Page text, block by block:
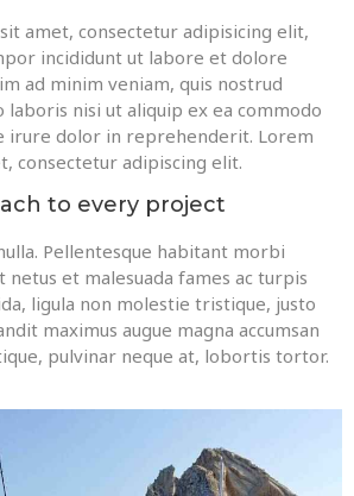
amet, consectetur adipisicing elit,
incididunt ut labore et dolore
ad minim veniam, quis nostrud
nisi ut aliquip ex ea commodo
irure dolor in reprehenderit. Lorem
consectetur adipiscing elit.
to every project
Pellentesque habitant morbi
et malesuada fames ac turpis
ligula non molestie tristique, justo
maximus augue magna accumsan
pulvinar neque at, lobortis tortor.